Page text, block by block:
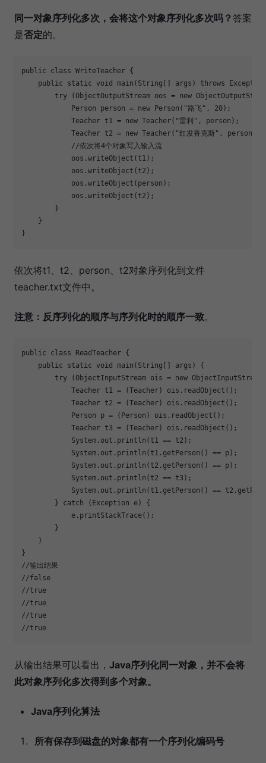
同一对象序列化多次，会将这个对象序列化多次吗？ 答案
是否定的。
public class WriteTeacher {
public
static void main (String[] args) throws
try (ObjectOutputStream oos = new
Person person = new Person( "路飞" , 20 );
Teacher t1 = new Teacher( "雷利" , person);
Teacher t2 = new Teacher( "红发香克斯" , person);
//依次将4个对象写入输入流
oos.writeObject(t1);
oos.writeObject(t2);
oos.writeObject(person);
oos.writeObject(t2);
}
}
}
依次将t1、t2、person、t2对象序列化到文件
teacher.txt文件中。
注意：反序列化的顺序与序列化时的顺序一致。
public class ReadTeacher {
public
static void main (String[] args)
{
try (ObjectInputStream ois = new ObjectInputStream(
Teacher t1 = (Teacher) ois.readObject();
Teacher t2 = (Teacher) ois.readObject();
Person p = (Person) ois.readObject();
Teacher t3 = (Teacher) ois.readObject();
System.out.println(t1 == t2);
System.out.println(t1.getPerson() == p);
System.out.println(t2.getPerson() == p);
System.out.println(t2 == t3);
System.out.println(t1.getPerson() ==
} catch (Exception e) {
e.printStackTrace();
}
}
}
//输出结果
//false
//true
//true
//true
//true
从输出结果可以看出， Java序列化同一对象，并不会将
此对象序列化多次得到多个对象。
Java序列化算法
所有保存到磁盘的对象都有一个序列化编码号